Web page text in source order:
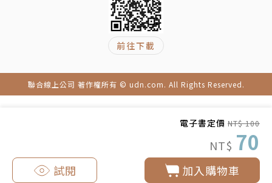
電子書定價 NT$ 100
NT$ 70
加入購物車
試閱
前往下載
聯合線上公司 著作權所有 © udn.com. All Rights Reserved.